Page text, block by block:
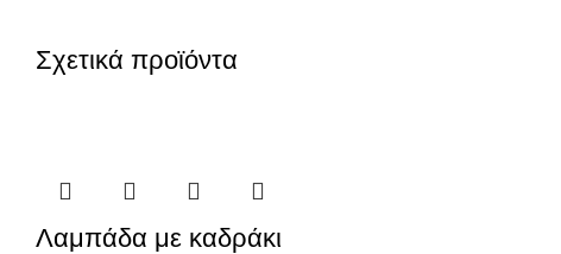
Σχετικά προϊόντα
Λαμπάδα με καδράκι